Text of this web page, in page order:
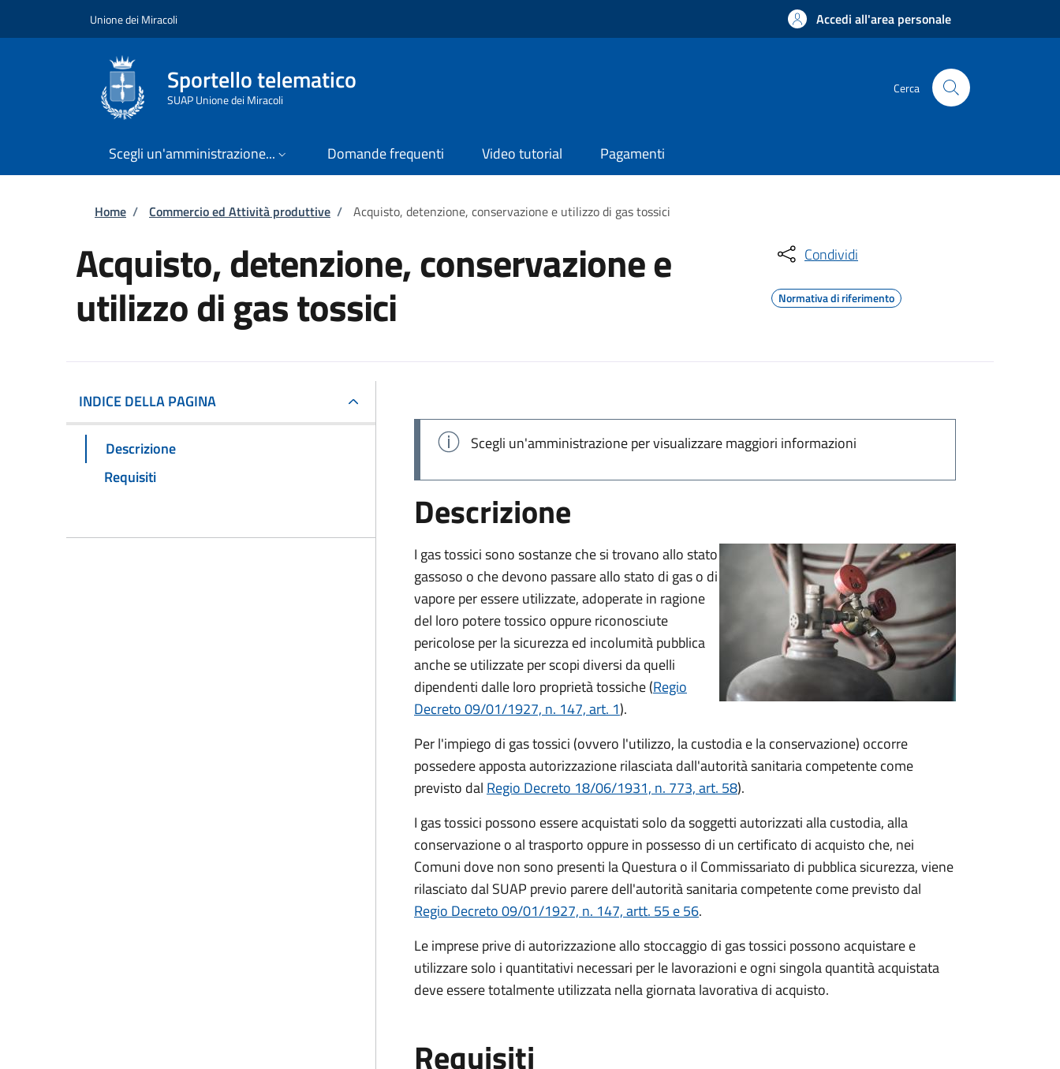
Unione dei Miracoli Accedi all'area personale
Sportello telematico
SUAP Unione dei Miracoli
Cerca
Scegli un'amministrazione... Domande frequenti Video tutorial Pagamenti
Briciole di pane
Home / Commercio ed Attività produttive / Acquisto, detenzione, conservazione e utilizzo di gas tossici
Acquisto, detenzione, conservazione e
utilizzo di gas tossici
Condividi
Normativa di riferimento
INDICE DELLA PAGINA
Descrizione
Requisiti
Scegli un'amministrazione per visualizzare maggiori informazioni
Descrizione
I gas tossici sono sostanze che si trovano allo stato
gassoso o che devono passare allo stato di gas o di
vapore per essere utilizzate, adoperate in ragione
del loro potere tossico oppure riconosciute
pericolose per la sicurezza ed incolumità pubblica
anche se utilizzate per scopi diversi da quelli
dipendenti dalle loro proprietà tossiche (Regio
Decreto 09/01/1927, n. 147, art. 1).
Per l'impiego di gas tossici (ovvero l'utilizzo, la custodia e la conservazione) occorre
possedere apposta autorizzazione rilasciata dall'autorità sanitaria competente come
previsto dal Regio Decreto 18/06/1931, n. 773, art. 58).
I gas tossici possono essere acquistati solo da soggetti autorizzati alla custodia, alla
conservazione o al trasporto oppure in possesso di un certificato di acquisto che, nei
Comuni dove non sono presenti la Questura o il Commissariato di pubblica sicurezza, viene
rilasciato dal SUAP previo parere dell'autorità sanitaria competente come previsto dal
Regio Decreto 09/01/1927, n. 147, artt. 55 e 56.
Le imprese prive di autorizzazione allo stoccaggio di gas tossici possono acquistare e
utilizzare solo i quantitativi necessari per le lavorazioni e ogni singola quantità acquistata
deve essere totalmente utilizzata nella giornata lavorativa di acquisto.
Requisiti